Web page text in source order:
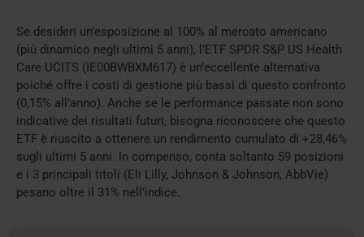
Se desideri un’esposizione al 100% al mercato americano
(più dinamico negli ultimi 5 anni), l’ETF SPDR S&P US Health
Care UCITS (IE00BWBXM617) è un’eccellente alternativa
poiché offre i costi di gestione più bassi di questo confronto
(0,15% all’anno). Anche se le performance passate non sono
indicative dei risultati futuri, bisogna riconoscere che questo
ETF è riuscito a ottenere un rendimento cumulato di +28,46%
sugli ultimi 5 anni. In compenso, conta soltanto 59 posizioni
e i 3 principali titoli (Eli Lilly, Johnson & Johnson, AbbVie)
pesano oltre il 31% nell’indice.